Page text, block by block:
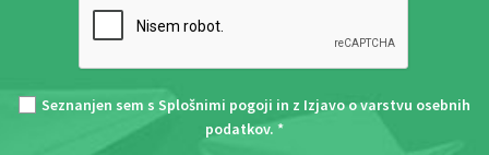
Seznanjen sem s Splošnimi pogoji in z Izjavo o varstvu osebnih
podatkov. *